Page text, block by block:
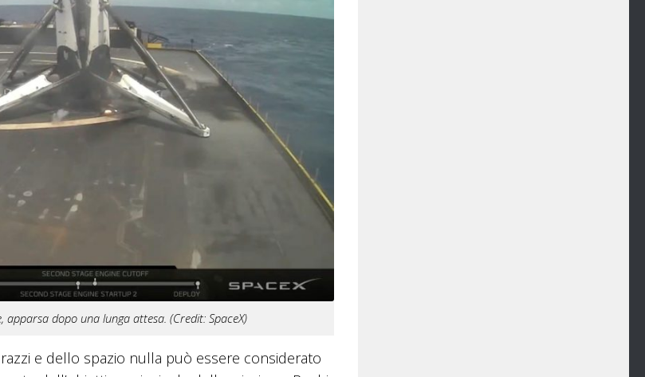
dopo una lunga attesa. (Credit: SpaceX)
e dello spazio nulla può essere considerato